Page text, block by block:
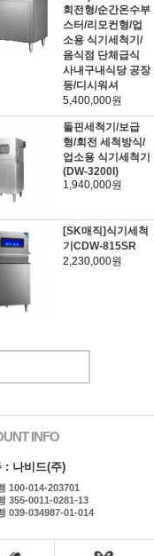
회전형/순간온수부
스터/리모컨형/업
소용 식기세척기/
음식점 단체급식
사내구내식당 공장
등/디시워셔
5,400,000원
돌핀세척기/보급
형/회전 세척방식/
업소용 식기세척기
(DW-3200I)
1,940,000원
[SK매직]식기세척
기CDW-815SR
2,230,000원
INFO
: 나비드(주)
100-014-203701
355-0011-0281-13
039-034987-01-014